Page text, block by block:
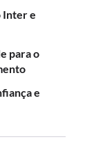
Inter e
para o
e